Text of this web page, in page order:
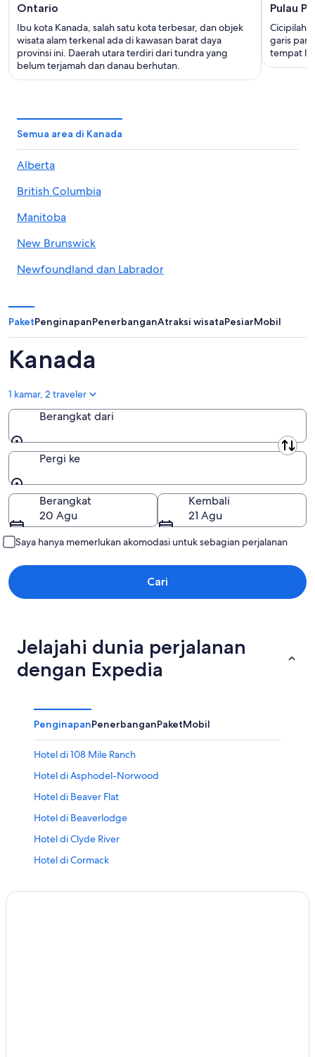
Ontario
Ibu kota Kanada, salah satu kota terbesar, dan objek
wisata alam terkenal ada di kawasan barat daya
provinsi ini. Daerah utara terdiri dari tundra yang
belum terjamah dan danau berhutan.
Pulau
Cicipilah
garis
tempat
Semua area di Kanada
Alberta
British Columbia
Manitoba
New Brunswick
Newfoundland dan Labrador
Nova Scotia
Nunavut
Ontario
Pulau Prince Edward
Quebec
Saskatchewan
Yukon Territory
PaketPenginapanPenerbanganAtraksi wisataPesiarMobil
Kanada
1 kamar, 2 traveler
Berangkat dari
Berangkat dari
Pergi ke
Pergi ke
Berangkat
20 Agu
Kembali
21 Agu
Saya hanya memerlukan akomodasi untuk sebagian perjalanan
Cari
Jelajahi dunia perjalanan
dengan Expedia
PenginapanPenerbanganPaketMobil
Hotel di 108 Mile Ranch
Hotel di Asphodel-Norwood
Hotel di Beaver Flat
Hotel di Beaverlodge
Hotel di Clyde River
Hotel di Cormack